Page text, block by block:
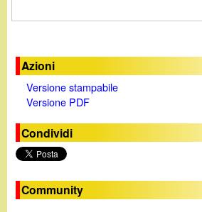
.
Azioni
Versione stampabile
Versione PDF
Condividi
Community